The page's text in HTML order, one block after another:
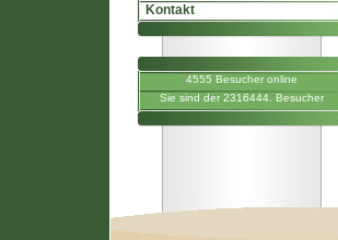
Kontakt
4555 Besucher online
Sie sind der 2316444. Besucher